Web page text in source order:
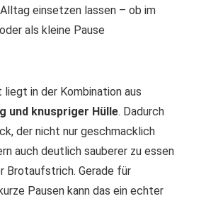
einsetzen lassen – ob im
als kleine Pause
liegt in der Kombination aus
und knuspriger Hülle. Dadurch
der nicht nur geschmacklich
auch deutlich sauberer zu essen
Brotaufstrich. Gerade für
Pausen kann das ein echter